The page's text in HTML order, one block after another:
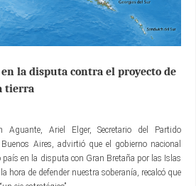
la disputa contra el proyecto de
tierra
Aguante, Ariel Elger, Secretario del Partido
Aires, advirtió que el gobierno nacional
en la disputa con Gran Bretaña por las Islas
hora de defender nuestra soberanía, recalcó que